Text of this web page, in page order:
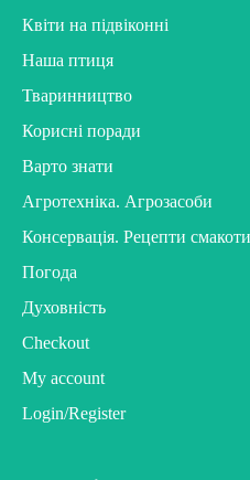
Квіти на підвіконні
Наша птиця
Тваринництво
Корисні поради
Варто знати
Агротехніка. Агрозасоби
Консервація. Рецепти смакоти
Погода
Духовність
Checkout
My account
Login/Register